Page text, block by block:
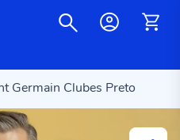
Germain Clubes Preto